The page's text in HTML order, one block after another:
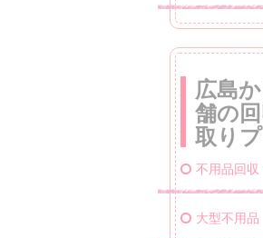
広島
舗の
取り
不用品回収
大型不用品